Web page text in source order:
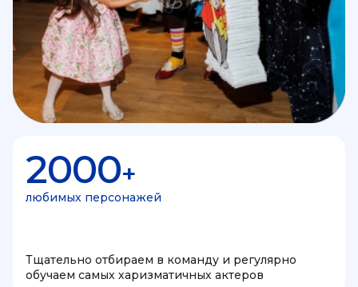
2000+
любимых персонажей
Тщательно отбираем в команду и регулярно
обучаем самых харизматичных актеров